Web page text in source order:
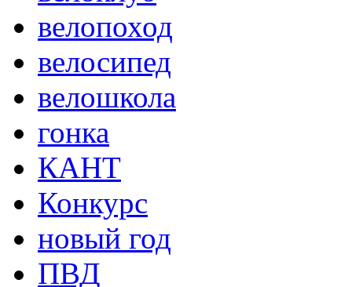
велопоход
велосипед
велошкола
гонка
КАНТ
Конкурс
новый год
ПВД